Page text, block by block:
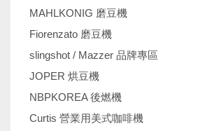
MAHLKONIG 磨豆機
Fiorenzato 磨豆機
slingshot / Mazzer 品牌專區
JOPER 烘豆機
NBPKOREA 後燃機
Curtis 營業用美式咖啡機